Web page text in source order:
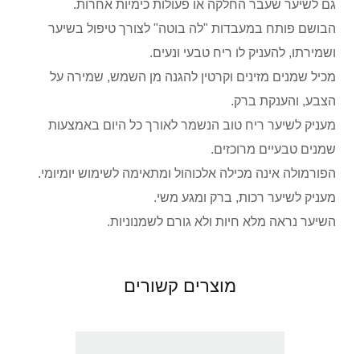
גם לשיער שעבר החלקה או פעולות כימיות אחרות.
הבושם פותח במעבדות "לה בוטה" לצורך טיפול בשיער
ושמירתו, להעניק לו ריח טבעי ונעים.
מכיל שמנים מזינים וקרטין להגנה מן השמש, שמירה על
הצבע, והענקת ברק.
מעניק לשיער ריח טוב הנשמר לאורך כל היום באמצעות
שמנים טבעיים מרוכזים.
הפורמולה אינה מכילה אלכוהול ומתאימה לשימוש יומיומי.
מעניק לשיער רכות, ברק ומגע משי.
השיער נראה מלא חיות ולא גורם לשמנוניות.
מוצרים קשורים